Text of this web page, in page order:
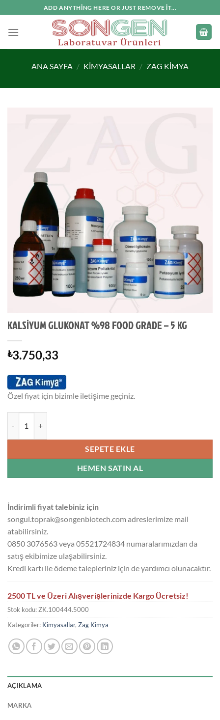
atla
ADD ANYTHING HERE OR JUST REMOVE IT...
ANA SAYFA / KIMYASALLAR / ZAG KIMYA
KALSİYUM GLUKONAT %98 FOOD GRADE – 5 KG
₺3.750,33
Özel fiyat için bizimle iletişime geçiniz.
SEPETE EKLE
HEMEN SATIN AL
İndirimli fiyat talebiniz için
songul.toprak@songenbiotech.com adreslerimize mail
atabilirsiniz.
0850 3076563 veya 05521724834 numaralarımızdan da
satış ekibimize ulaşabilirsiniz.
Kredi kartı ile ödeme talepleriniz için de yardımcı olunacaktır.
2500 TL ve Üzeri Alışverişlerinizde Kargo Ücretsiz!
Stok kodu:ZK.100444.5000
Kategoriler: Kimyasallar, Zag Kimya
AÇIKLAMA
MARKA